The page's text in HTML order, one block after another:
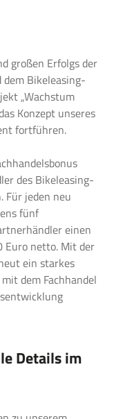
großen Erfolgs der
Bikeleasing-
„Wachstum
Konzept unseres
fortführen.
des Bikeleasing-
Für jeden neu
fünf
einen
Euro netto. Mit der
ein starkes
dem Fachhandel
Details im